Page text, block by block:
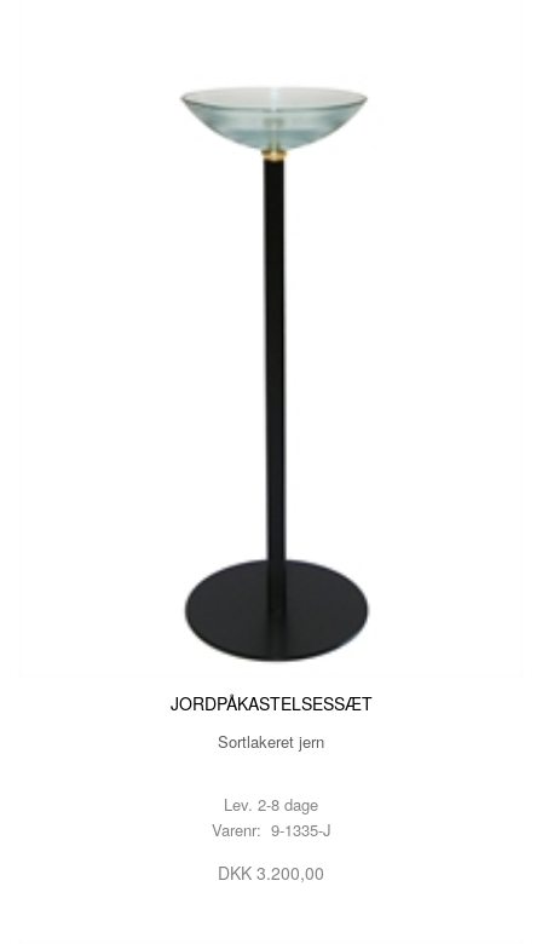
JORDPÅKASTELSESSÆT
Sortlakeret jern
Lev. 2-8 dage
Varenr: 9-1335-J
DKK 3.200,00